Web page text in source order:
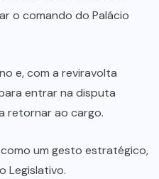
o comando do Palácio
e, com a reviravolta
entrar na disputa
retornar ao cargo.
um gesto estratégico,
Legislativo.